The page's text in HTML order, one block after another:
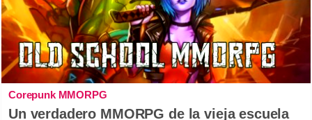
Corepunk MMORPG
Un verdadero MMORPG de la vieja escuela